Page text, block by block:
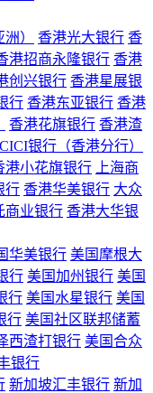
） 香港光大银行 香
港招商永隆银行 香港
创兴银行 香港星展银
行 香港东亚银行 香港
香港花旗银行 香港渣
银行（香港分行）
港小花旗银行
上海商
行 香港华美银行 大众
商业银行 香港大华银
华美银行 美国摩根大
行 美国加州银行 美国
行 美国水星银行 美国
行 美国社区联邦储蓄
西渣打银行 美国合众
银行
新加坡汇丰银行 新加